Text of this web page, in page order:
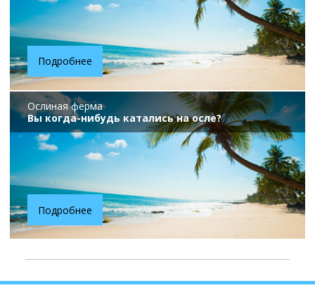
Подробнее
Ослиная ферма
Вы когда-нибудь катались на осле?
Подробнее